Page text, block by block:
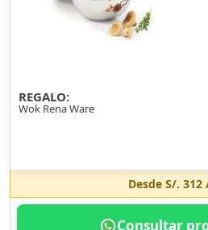
REGALO:
Wok Rena Ware
Desde S/. 312
Consultar